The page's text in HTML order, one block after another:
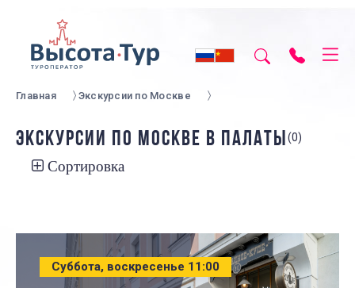
Главная Экскурсии по Москве
ЭКСКУРСИИ ПО МОСКВЕ В ПАЛАТЫ(0)
Сортировка
Суббота, воскресенье 11:00